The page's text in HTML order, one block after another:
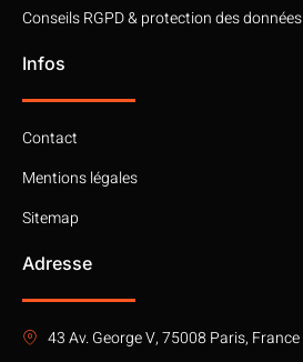
Conseils RGPD & protection des données
Infos
Contact
Mentions légales
Sitemap
Adresse
43 Av. George V, 75008 Paris, France